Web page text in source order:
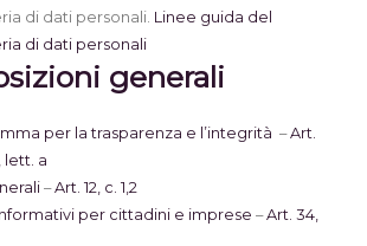
di dati personali. Linee guida del
di dati personali
generali
per la trasparenza e l’integrità –Art.
lett. a
–Art. 12, c. 1,2
per cittadini e imprese –Art. 34,